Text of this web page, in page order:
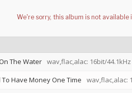
The Water wav,flac,alac: 16bit/44.1kHz
To Have Money One Time wav,flac,alac: